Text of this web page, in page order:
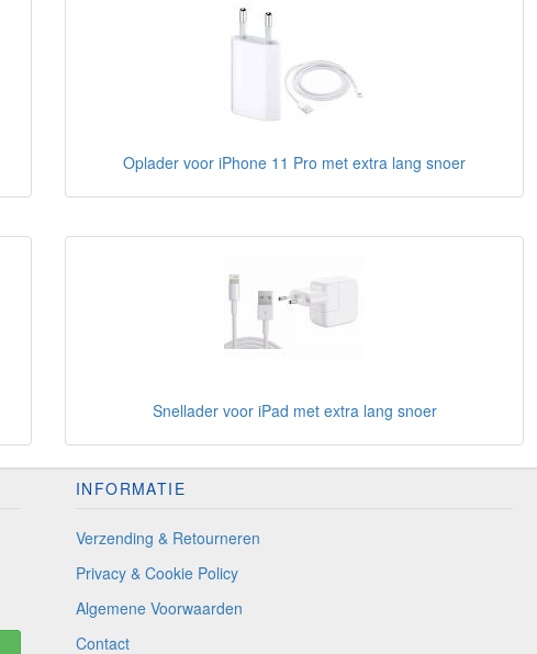
Oplader voor iPhone 11 Pro met extra lang snoer
Snellader voor iPad met extra lang snoer
INFORMATIE
Verzending & Retourneren
Privacy & Cookie Policy
Algemene Voorwaarden
Contact